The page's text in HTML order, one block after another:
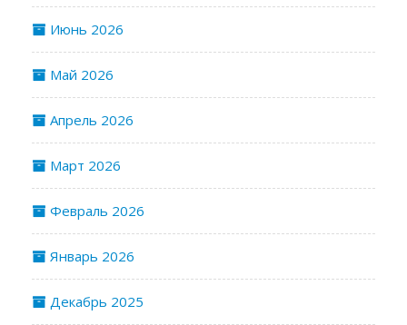
Июнь 2026
Май 2026
Апрель 2026
Март 2026
Февраль 2026
Январь 2026
Декабрь 2025